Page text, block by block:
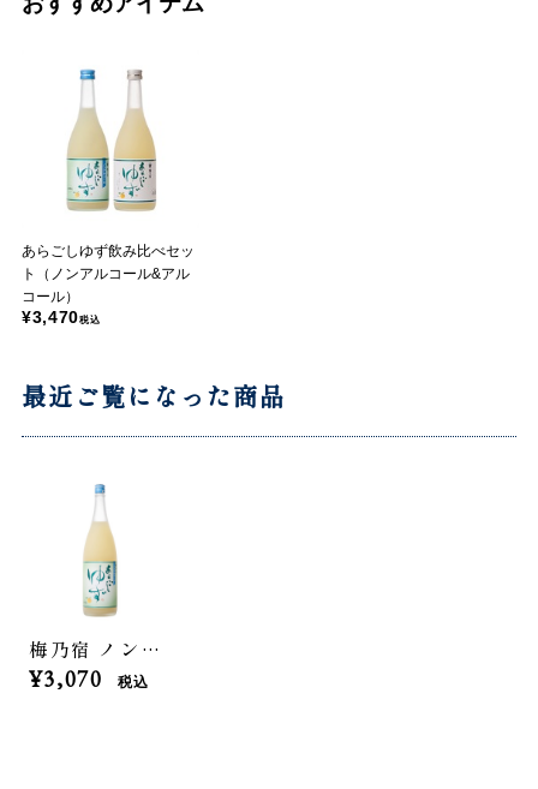
あらごしゆず飲み比べセッ
ト（ノンアルコール&アル
コール）
¥3,470税込
最近ご覧になった商品
梅乃宿 ノンアルコール あらごしゆず 1800ml
¥3,070 税込